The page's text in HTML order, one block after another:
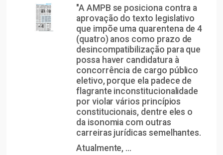
"A AMPB se posiciona contra a
aprovação do texto legislativo
que impõe uma quarentena de 4
(quatro) anos como prazo de
desincompatibilização para que
possa haver candidatura à
concorrência de cargo público
eletivo, porque ela padece de
flagrante inconstitucionalidade
por violar vários princípios
constitucionais, dentre eles o
da isonomia com outras
carreiras jurídicas semelhantes.
Atualmente, ...